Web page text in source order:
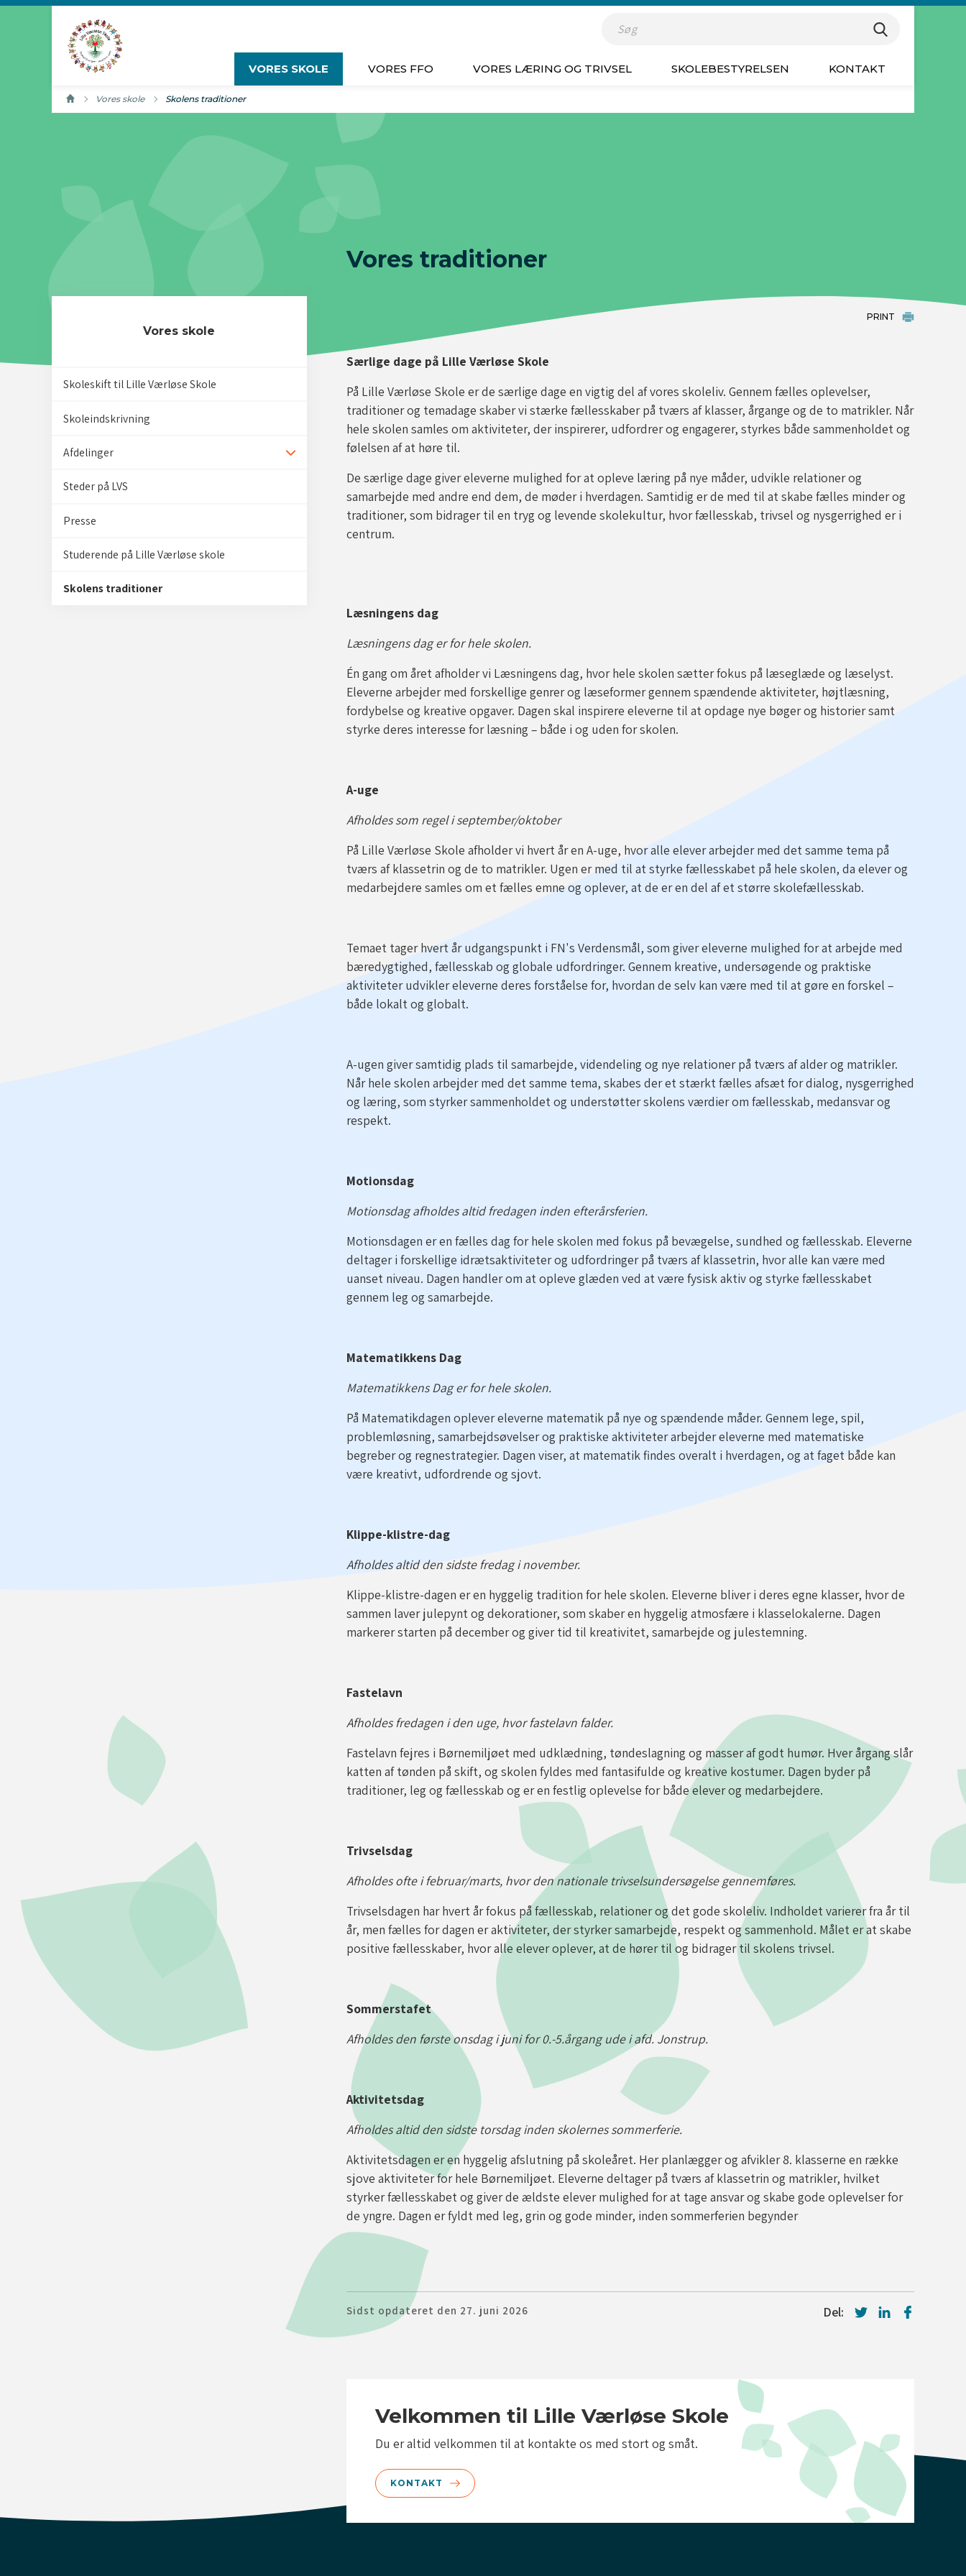
Gå til sidens indhold
Indsæt søgeord for at søge på hjemmesiden
Søg
VORES SKOLE VORES FFO VORES LÆRING OG TRIVSEL SKOLEBESTYRELSEN KONTAKT
Vores skole Aktuel side:
Skolens traditioner
Vores traditioner
PRINT
Særlige dage på Lille Værløse Skole
På Lille Værløse Skole er de særlige dage en vigtig del af vores skoleliv. Gennem fælles oplevelser,
traditioner og temadage skaber vi stærke fællesskaber på tværs af klasser, årgange og de to matrikler. Når
hele skolen samles om aktiviteter, der inspirerer, udfordrer og engagerer, styrkes både sammenholdet og
følelsen af at høre til.
De særlige dage giver eleverne mulighed for at opleve læring på nye måder, udvikle relationer og
samarbejde med andre end dem, de møder i hverdagen. Samtidig er de med til at skabe fælles minder og
traditioner, som bidrager til en tryg og levende skolekultur, hvor fællesskab, trivsel og nysgerrighed er i
centrum.
Læsningens dag
Læsningens dag er for hele skolen.
Én gang om året afholder vi Læsningens dag, hvor hele skolen sætter fokus på læseglæde og læselyst.
Eleverne arbejder med forskellige genrer og læseformer gennem spændende aktiviteter, højtlæsning,
fordybelse og kreative opgaver. Dagen skal inspirere eleverne til at opdage nye bøger og historier samt
styrke deres interesse for læsning – både i og uden for skolen.
A-uge
Afholdes som regel i september/oktober
På Lille Værløse Skole afholder vi hvert år en A-uge, hvor alle elever arbejder med det samme tema på
tværs af klassetrin og de to matrikler. Ugen er med til at styrke fællesskabet på hele skolen, da elever og
medarbejdere samles om et fælles emne og oplever, at de er en del af et større skolefællesskab.
Temaet tager hvert år udgangspunkt i FN's Verdensmål, som giver eleverne mulighed for at arbejde med
bæredygtighed, fællesskab og globale udfordringer. Gennem kreative, undersøgende og praktiske
aktiviteter udvikler eleverne deres forståelse for, hvordan de selv kan være med til at gøre en forskel –
både lokalt og globalt.
A-ugen giver samtidig plads til samarbejde, videndeling og nye relationer på tværs af alder og matrikler.
Når hele skolen arbejder med det samme tema, skabes der et stærkt fælles afsæt for dialog, nysgerrighed
og læring, som styrker sammenholdet og understøtter skolens værdier om fællesskab, medansvar og
respekt.
Motionsdag
Motionsdag afholdes altid fredagen inden efterårsferien.
Motionsdagen er en fælles dag for hele skolen med fokus på bevægelse, sundhed og fællesskab. Eleverne
deltager i forskellige idrætsaktiviteter og udfordringer på tværs af klassetrin, hvor alle kan være med
uanset niveau. Dagen handler om at opleve glæden ved at være fysisk aktiv og styrke fællesskabet
gennem leg og samarbejde.
Matematikkens Dag
Matematikkens Dag er for hele skolen.
På Matematikdagen oplever eleverne matematik på nye og spændende måder. Gennem lege, spil,
problemløsning, samarbejdsøvelser og praktiske aktiviteter arbejder eleverne med matematiske
begreber og regnestrategier. Dagen viser, at matematik findes overalt i hverdagen, og at faget både kan
være kreativt, udfordrende og sjovt.
Klippe-klistre-dag
Afholdes altid den sidste fredag i november.
Klippe-klistre-dagen er en hyggelig tradition for hele skolen. Eleverne bliver i deres egne klasser, hvor de
sammen laver julepynt og dekorationer, som skaber en hyggelig atmosfære i klasselokalerne. Dagen
markerer starten på december og giver tid til kreativitet, samarbejde og julestemning.
Fastelavn
Afholdes fredagen i den uge, hvor fastelavn falder.
Fastelavn fejres i Børnemiljøet med udklædning, tøndeslagning og masser af godt humør. Hver årgang slår
katten af tønden på skift, og skolen fyldes med fantasifulde og kreative kostumer. Dagen byder på
traditioner, leg og fællesskab og er en festlig oplevelse for både elever og medarbejdere.
Trivselsdag
Afholdes ofte i februar/marts, hvor den nationale trivselsundersøgelse gennemføres.
Trivselsdagen har hvert år fokus på fællesskab, relationer og det gode skoleliv. Indholdet varierer fra år til
år, men fælles for dagen er aktiviteter, der styrker samarbejde, respekt og sammenhold. Målet er at skabe
positive fællesskaber, hvor alle elever oplever, at de hører til og bidrager til skolens trivsel.
Sommerstafet
Afholdes den første onsdag i juni for 0.-5.årgang ude i afd. Jonstrup.
Aktivitetsdag
Afholdes altid den sidste torsdag inden skolernes sommerferie.
Aktivitetsdagen er en hyggelig afslutning på skoleåret. Her planlægger og afvikler 8. klasserne en række
sjove aktiviteter for hele Børnemiljøet. Eleverne deltager på tværs af klassetrin og matrikler, hvilket
styrker fællesskabet og giver de ældste elever mulighed for at tage ansvar og skabe gode oplevelser for
de yngre. Dagen er fyldt med leg, grin og gode minder, inden sommerferien begynder
Sidst opdateret den 27. juni 2026 Del:
Vores skole
Skoleskift til Lille Værløse Skole
Skoleindskrivning
Afdelinger
Udvid/luk
Steder på LVS
Presse
Studerende på Lille Værløse skole
Skolens traditioner
Velkommen til Lille Værløse Skole
Du er altid velkommen til at kontakte os med stort og småt.
KONTAKT